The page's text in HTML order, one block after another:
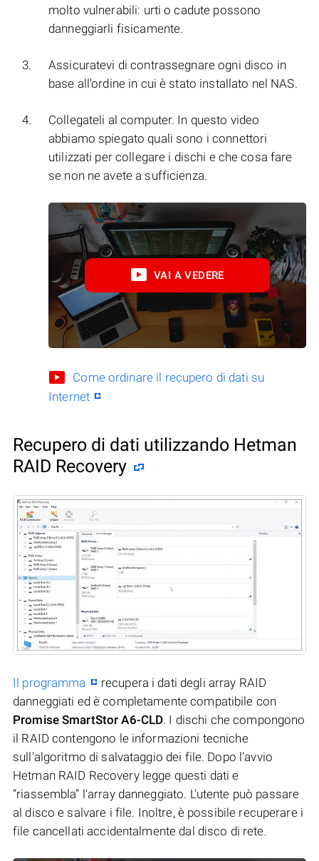
molto vulnerabili: urti o cadute possono
danneggiarli fisicamente.
Assicuratevi di contrassegnare ogni disco in
base all'ordine in cui è stato installato nel NAS.
Collegateli al computer. In questo video
abbiamo spiegato quali sono i connettori
utilizzati per collegare i dischi e che cosa fare
se non ne avete a sufficienza.
VAI A VEDERE
Come ordinare il recupero di dati su
Internet
Recupero di dati utilizzando Hetman
RAID Recovery
Il programma
recupera i dati degli array RAID
danneggiati ed è completamente compatibile con
Promise SmartStor A6-CLD. I dischi che compongono
il RAID contengono le informazioni tecniche
sull'algoritmo di salvataggio dei file. Dopo l’avvio
Hetman RAID Recovery legge questi dati e
“riassembla” l'array danneggiato. L'utente può passare
al disco e salvare i file. Inoltre, è possibile recuperare i
file cancellati accidentalmente dal disco di rete.